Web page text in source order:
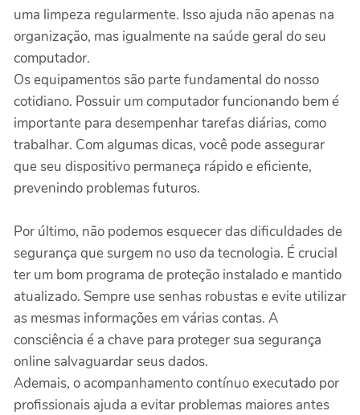
uma limpeza regularmente. Isso ajuda não apenas na
organização, mas igualmente na saúde geral do seu
computador.
Os equipamentos são parte fundamental do nosso
cotidiano. Possuir um computador funcionando bem é
importante para desempenhar tarefas diárias, como
trabalhar. Com algumas dicas, você pode assegurar
que seu dispositivo permaneça rápido e eficiente,
prevenindo problemas futuros.
Por último, não podemos esquecer das dificuldades de
segurança que surgem no uso da tecnologia. É crucial
ter um bom programa de proteção instalado e mantido
atualizado. Sempre use senhas robustas e evite utilizar
as mesmas informações em várias contas. A
consciência é a chave para proteger sua segurança
online salvaguardar seus dados.
Ademais, o acompanhamento contínuo executado por
profissionais ajuda a evitar problemas maiores antes